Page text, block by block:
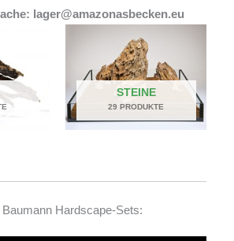
lager@amazonasbecken.eu
STEINE
29 PRODUKTE
Baumann Hardscape-Sets: